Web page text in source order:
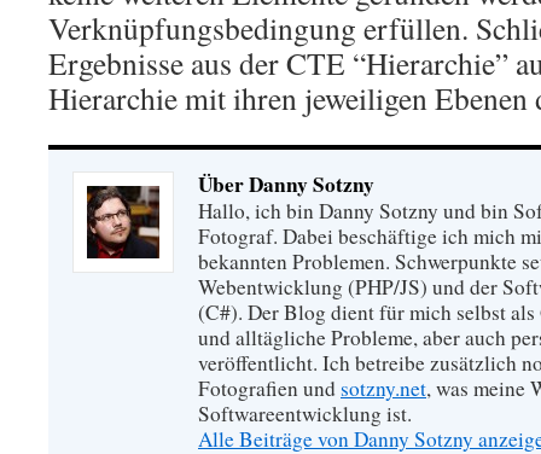
Verknüpfungsbedingung erfüllen.
Ergebnisse aus der CTE “Hierarchie”
Hierarchie mit ihren jeweiligen Ebenen
Über Danny Sotzny
Hallo, ich bin Danny Sotzny und bin
Fotograf. Dabei beschäftige ich mich
bekannten Problemen. Schwerpunkte
Webentwicklung (PHP/JS) und der
(C#). Der Blog dient für mich selbst
und alltägliche Probleme, aber auch
veröffentlicht. Ich betreibe zusätzlich
Fotografien undsotzny.net, was meine
Softwareentwicklung ist.
Alle Beiträge von Danny Sotzny